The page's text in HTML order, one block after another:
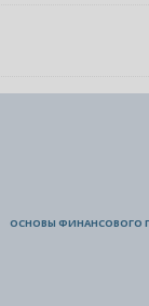
ОСНОВЫ ФИНАНСОВОГО